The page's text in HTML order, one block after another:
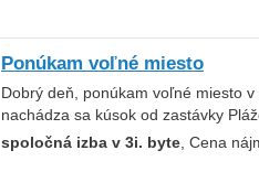
Ponúkam voľné miesto
Dobrý deň, ponúkam voľné miesto
nachádza sa kúsok od zastávky
spoločná izba v 3i. byte, Cena